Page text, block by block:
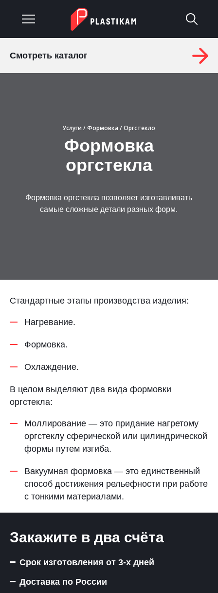
Гарантия
ТОЛЬЯТТИ
8 (800) 333-72-11
sale@plastikam.ru
Смотреть каталог
Услуги /Формовка / Оргстекло
Формовка
оргстекла
Формовка оргстекла позволяет изготавливать
самые сложные детали разных форм.
Стандартные этапы производства изделия:
Нагревание.
Формовка.
Охлаждение.
В целом выделяют два вида формовки
оргстекла:
Моллирование — это придание нагретому
оргстеклу сферической или цилиндрической
формы путем изгиба.
Вакуумная формовка — это единственный
способ достижения рельефности при работе
с тонкими материалами.
Закажите в два счёта
Срок изготовления от 3-х дней
Доставка по России